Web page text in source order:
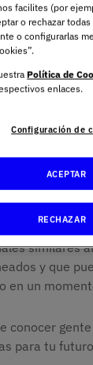
en
una
que es llegar a
el vehículo
futuro
útil,
objetivo
similares
y que
en un
conocer
para tu
facilites (por
o rechazar
o configurarlas
Política de
enlaces.
Configuración de
RECHAZAR
ACEPTAR